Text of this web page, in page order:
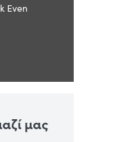
Even
μας